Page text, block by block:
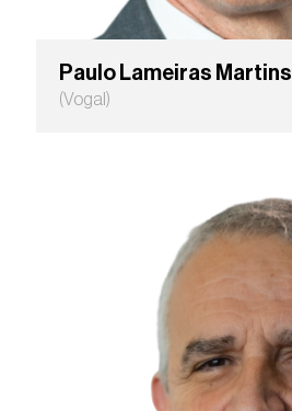
Paulo Lameiras Martins
(Vogal)